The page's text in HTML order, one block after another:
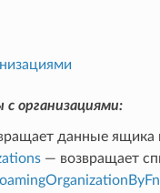
"2158366672935"
: {
"ZipCode" : "685512",
"Region"
"City": "Тверь",
"Street": "ул
организациями:
данные ящика
— возвращает